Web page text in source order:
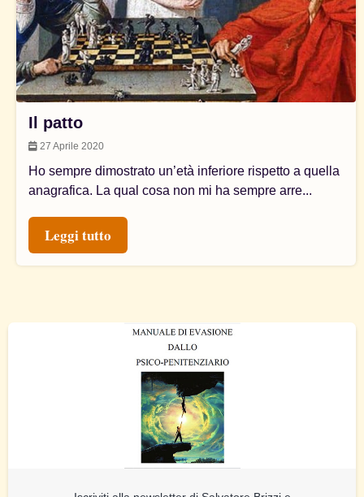
Il patto
27 Aprile 2020
Ho sempre dimostrato un’età inferiore rispetto a quella
anagrafica. La qual cosa non mi ha sempre arre...
Leggi tutto